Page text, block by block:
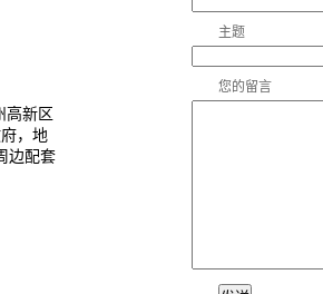
主题
您的留言
高新区
，地
边配套